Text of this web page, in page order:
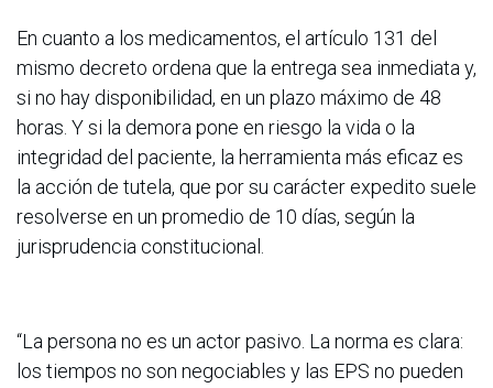
En cuanto a los medicamentos, el artículo 131 del
mismo decreto ordena que la entrega sea inmediata y,
si no hay disponibilidad, en un plazo máximo de 48
horas. Y si la demora pone en riesgo la vida o la
integridad del paciente, la herramienta más eficaz es
la acción de tutela, que por su carácter expedito suele
resolverse en un promedio de 10 días, según la
jurisprudencia constitucional.
“La persona no es un actor pasivo. La norma es clara:
los tiempos no son negociables y las EPS no pueden